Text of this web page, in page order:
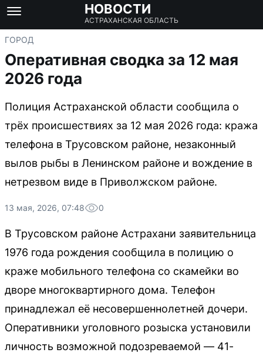
НОВОСТИ
АСТРАХАНСКАЯ ОБЛАСТЬ
ГОРОД
Оперативная сводка за 12 мая
2026 года
Полиция Астраханской области сообщила о
трёх происшествиях за 12 мая 2026 года: кража
телефона в Трусовском районе, незаконный
вылов рыбы в Ленинском районе и вождение в
нетрезвом виде в Приволжском районе.
13 мая, 2026, 07:48 0
В Трусовском районе Астрахани заявительница
1976 года рождения сообщила в полицию о
краже мобильного телефона со скамейки во
дворе многоквартирного дома. Телефон
принадлежал её несовершеннолетней дочери.
Оперативники уголовного розыска установили
личность возможной подозреваемой — 41-